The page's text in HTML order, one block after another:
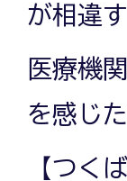
が相違
医療機
を感じ
【つく